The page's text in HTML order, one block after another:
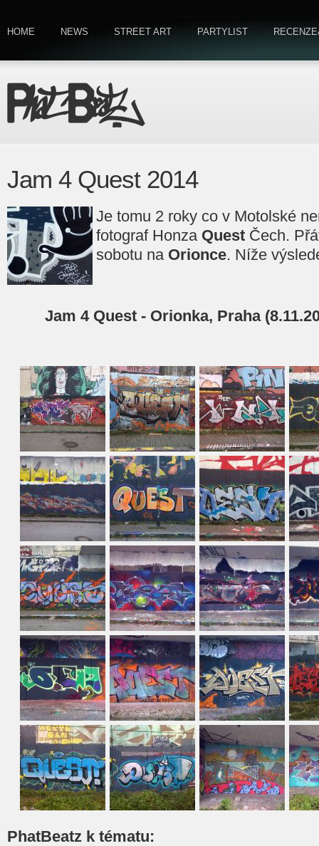
HOME NEWS STREET ART PARTYLIST
Jam 4 Quest 2014
Je tomu 2 roky co v Motolské
fotograf Honza Quest Čech.
sobotu na Orionce. Níže
Jam 4 Quest - Orionka, Praha
PhatBeatz k tématu: